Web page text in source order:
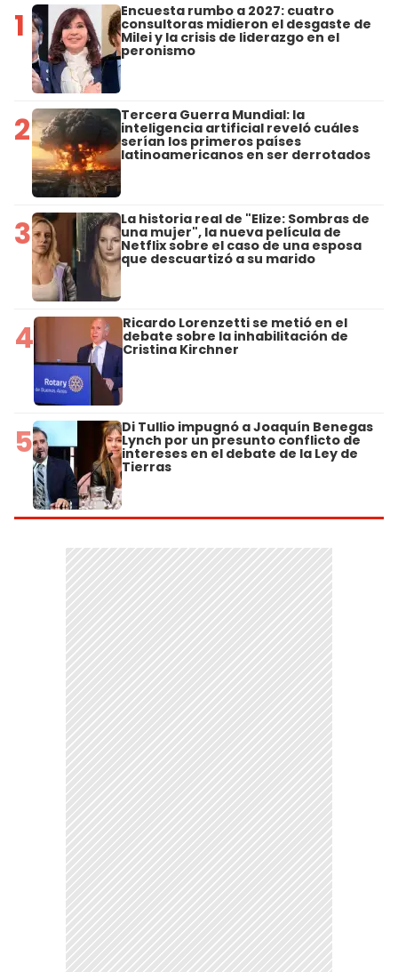
1 Encuesta rumbo a 2027: cuatro
consultoras midieron el desgaste de
Milei y la crisis de liderazgo en el
peronismo
2 Tercera Guerra Mundial: la
inteligencia artificial reveló cuáles
serían los primeros países
latinoamericanos en ser derrotados
3 La historia real de "Elize: Sombras de
una mujer", la nueva película de
Netflix sobre el caso de una esposa
que descuartizó a su marido
4 Ricardo Lorenzetti se metió en el
debate sobre la inhabilitación de
Cristina Kirchner
5 Di Tullio impugnó a Joaquín Benegas
Lynch por un presunto conflicto de
intereses en el debate de la Ley de
Tierras